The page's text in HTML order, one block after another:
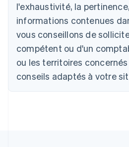
l'exhaustivité, la
informations contenues
vous conseillons de
compétent ou d'un
ou les territoires
conseils adaptés à votre
Belgique
NederlandsFrançaisDeutsch
Brésil
PortuguêsEnglish
Bulgarie
English
English Français
Chine continentale